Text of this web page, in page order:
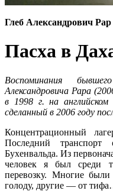
Глеб Александрович Рар
Пасха в
Воспоминания
Александровича Рара
в 1998 г. на
сделанный в 2006 году
Концентрационный
Последний
Бухенвальда. Из
человек я был среди
перевозку. Многие
голоду, другие — от